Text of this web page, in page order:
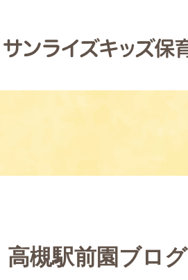
高槻駅前園ブログ